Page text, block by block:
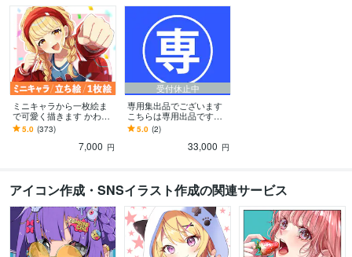
ミニキャラから一枚絵ま
で可愛く描きます かわい
く華やかな女の子イラス
トが得意です。
5.0 (373)
7,000 円
受付休止中
専用集出品でございます
こちらは専用出品です。
ご対象者様以外のご購入
はできません。
5.0 (2)
33,000 円
アイコン作成・SNSイラスト作成の関連サービス